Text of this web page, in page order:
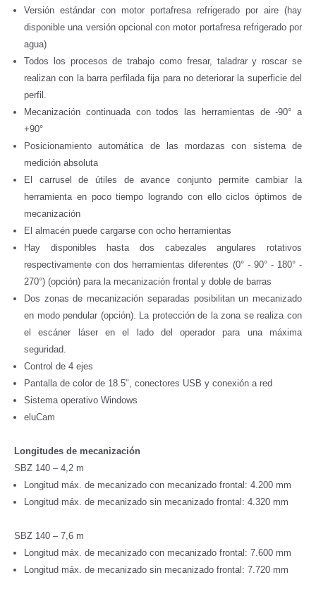
Versión estándar con motor portafresa refrigerado por aire (hay
disponible una versión opcional con motor portafresa refrigerado por
agua)
Todos los procesos de trabajo como fresar, taladrar y roscar se
realizan con la barra perfilada fija para no deteriorar la superficie del
perfil.
Mecanización continuada con todos las herramientas de -90° a
+90°
Posicionamiento automática de las mordazas con sistema de
medición absoluta
El carrusel de útiles de avance conjunto permite cambiar la
herramienta en poco tiempo logrando con ello ciclos óptimos de
mecanización
El almacén puede cargarse con ocho herramientas
Hay disponibles hasta dos cabezales angulares rotativos
respectivamente con dos herramientas diferentes (0° - 90° - 180° -
270°) (opción) para la mecanización frontal y doble de barras
Dos zonas de mecanización separadas posibilitan un mecanizado
en modo pendular (opción). La protección de la zona se realiza con
el escáner láser en el lado del operador para una máxima
seguridad.
Control de 4 ejes
Pantalla de color de 18.5", conectores USB y conexión a red
Sistema operativo Windows
eluCam
Longitudes de mecanización
SBZ 140 – 4,2 m
Longitud máx. de mecanizado con mecanizado frontal: 4.200 mm
Longitud máx. de mecanizado sin mecanizado frontal: 4.320 mm
SBZ 140 – 7,6 m
Longitud máx. de mecanizado con mecanizado frontal: 7.600 mm
Longitud máx. de mecanizado sin mecanizado frontal: 7.720 mm